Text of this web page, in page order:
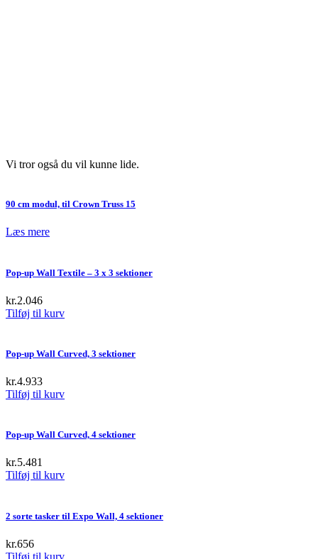
Vi tror også du vil kunne lide.
90 cm modul, til Crown Truss 15
Læs mere
Pop-up Wall Textile – 3 x 3 sektioner
kr.2.046
Tilføj til kurv
Pop-up Wall Curved, 3 sektioner
kr.4.933
Tilføj til kurv
Pop-up Wall Curved, 4 sektioner
kr.5.481
Tilføj til kurv
2 sorte tasker til Expo Wall, 4 sektioner
kr.656
Tilføj til kurv